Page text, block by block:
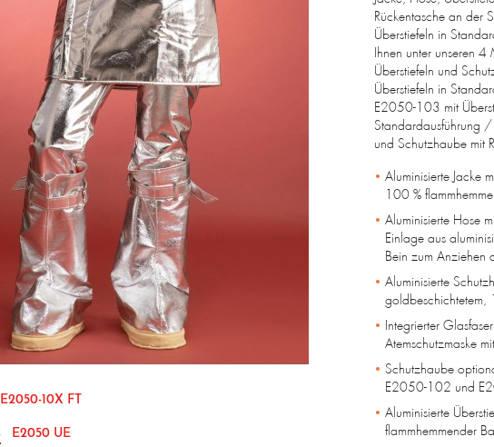
E2050-10X FT
E2050 UE
Rückentasche an der
Überstiefeln in
Ihnen unter unseren
Überstiefeln und
Überstiefeln in
E2050-103 mit
Standardausführung
und Schutzhaube mit
Aluminisierte Jacke
100 %
Aluminisierte Hose
Einlage aus
Bein zum Anziehen
Aluminisierte
goldbeschichtetem,
Integrierter
Atemschutzmaske
Schutzhaube
E2050-102 und
Aluminisierte
flammhemmender